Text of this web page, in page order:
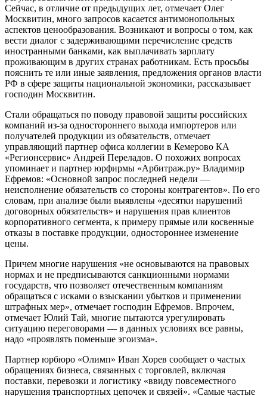
Сейчас, в отличие от предыдущих лет, отмечает Олег
Москвитин, много запросов касается антимонопольных
аспектов ценообразования. Возникают и вопросы о том, как
вести диалог с задерживающими перечисление средств
иностранными банками, как выплачивать зарплату
проживающим в других странах работникам. Есть просьбы
пояснить те или иные заявления, предложения органов власти
РФ в сфере защиты национальной экономики, рассказывает
господин Москвитин.
Стали обращаться по поводу правовой защиты российских
компаний из-за одностороннего выхода импортеров или
получателей продукции из обязательств, отмечает
управляющий партнер офиса коллегии в Кемерово КА
«Регионсервис» Андрей Переладов. О похожих вопросах
упоминает и партнер юрфирмы «Арбитраж.ру» Владимир
Ефремов: «Основной запрос последней недели —
неисполнение обязательств со стороны контрагентов». По его
словам, при анализе были выявлены «десятки нарушений
договорных обязательств» и нарушения прав клиентов
корпоративного сегмента, к примеру прямые или косвенные
отказы в поставке продукции, одностороннее изменение
цены.
Причем многие нарушения «не основываются на правовых
нормах и не предписываются санкционными нормами
государств, что позволяет отечественным компаниям
обращаться с исками о взыскании убытков и применении
штрафных мер», отмечает господин Ефремов. Впрочем,
отмечает Юлий Тай, многие пытаются урегулировать
ситуацию переговорами — в данных условиях все равны,
надо «проявлять поменьше эгоизма».
Партнер юрбюро «Олимп» Иван Хорев сообщает о частых
обращениях бизнеса, связанных с торговлей, включая
поставки, перевозки и логистику «ввиду повсеместного
нарушения транспортных цепочек и связей». «Самые частые